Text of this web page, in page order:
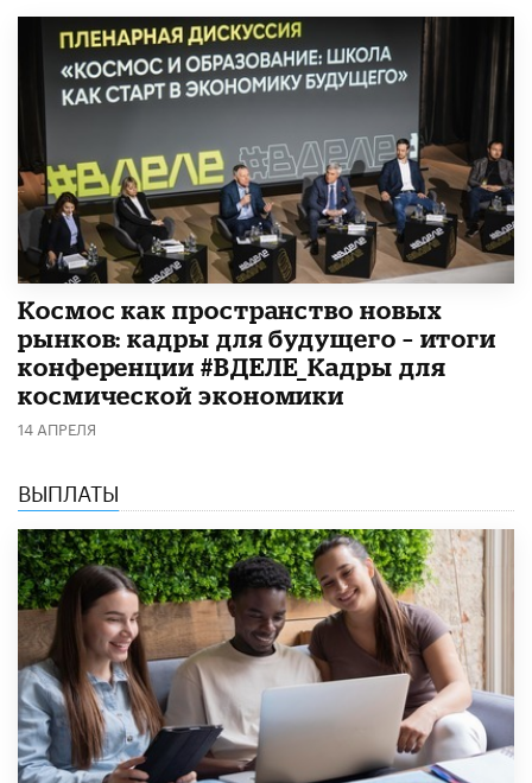
Космос как пространство новых
рынков: кадры для будущего – итоги
конференции #ВДЕЛЕ_Кадры для
космической экономики
14 АПРЕЛЯ
ВЫПЛАТЫ